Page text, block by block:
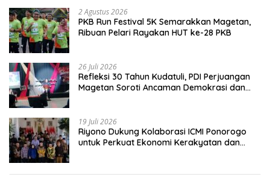
2 Agustus 2026
PKB Run Festival 5K Semarakkan Magetan,
Ribuan Pelari Rayakan HUT ke-28 PKB
26 Juli 2026
Refleksi 30 Tahun Kudatuli, PDI Perjuangan
Magetan Soroti Ancaman Demokrasi dan
19 Juli 2026
Riyono Dukung Kolaborasi ICMI Ponorogo
untuk Perkuat Ekonomi Kerakyatan dan